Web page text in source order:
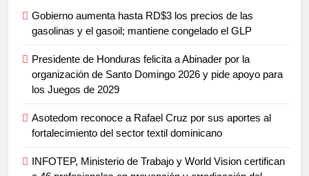
Gobierno aumenta hasta RD$3 los precios de las
gasolinas y el gasoil; mantiene congelado el GLP
Presidente de Honduras felicita a Abinader por la
organización de Santo Domingo 2026 y pide apoyo para
los Juegos de 2029
Asotedom reconoce a Rafael Cruz por sus aportes al
fortalecimiento del sector textil dominicano
INFOTEP, Ministerio de Trabajo y World Vision certifican